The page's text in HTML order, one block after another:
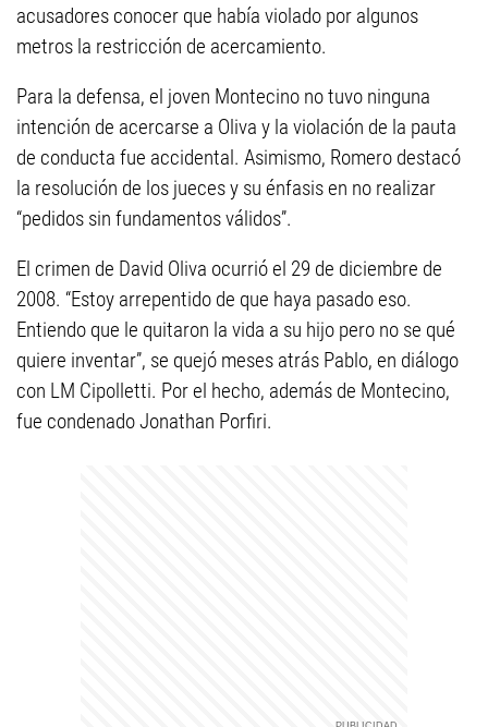
acusadores conocer que había violado por algunos
metros la restricción de acercamiento.
Para la defensa, el joven Montecino no tuvo ninguna
intención de acercarse a Oliva y la violación de la pauta
de conducta fue accidental. Asimismo, Romero destacó
la resolución de los jueces y su énfasis en no realizar
“pedidos sin fundamentos válidos”.
El crimen de David Oliva ocurrió el 29 de diciembre de
2008. “Estoy arrepentido de que haya pasado eso.
Entiendo que le quitaron la vida a su hijo pero no se qué
quiere inventar”, se quejó meses atrás Pablo, en diálogo
con LM Cipolletti. Por el hecho, además de Montecino,
fue condenado Jonathan Porfiri.